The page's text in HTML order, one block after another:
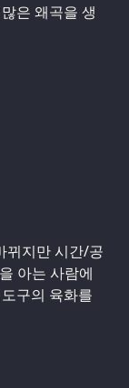
은 왜곡을 생
뀌지만 시간/공
아는 사람에
구의 육화를